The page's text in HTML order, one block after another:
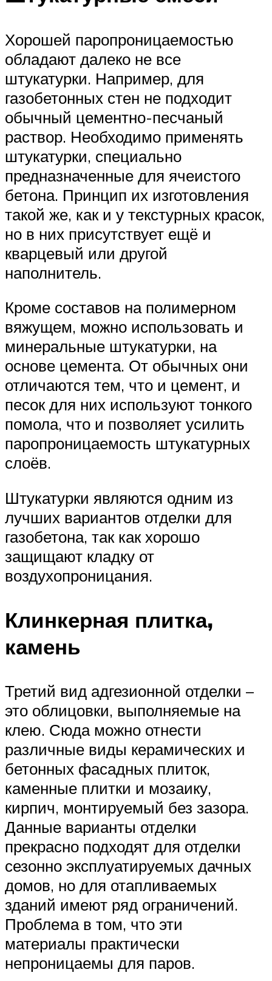
Хорошей паропроницаемостью
обладают далеко не все
штукатурки. Например, для
газобетонных стен не подходит
обычный цементно-песчаный
раствор. Необходимо применять
штукатурки, специально
предназначенные для ячеистого
бетона. Принцип их изготовления
такой же, как и у текстурных красок,
но в них присутствует ещё и
кварцевый или другой
наполнитель.
Кроме составов на полимерном
вяжущем, можно использовать и
минеральные штукатурки, на
основе цемента. От обычных они
отличаются тем, что и цемент, и
песок для них используют тонкого
помола, что и позволяет усилить
паропроницаемость штукатурных
слоёв.
Штукатурки являются одним из
лучших вариантов отделки для
газобетона, так как хорошо
защищают кладку от
воздухопроницания.
Клинкерная плитка,
камень
Третий вид адгезионной отделки –
это облицовки, выполняемые на
клею. Сюда можно отнести
различные виды керамических и
бетонных фасадных плиток,
каменные плитки и мозаику,
кирпич, монтируемый без зазора.
Данные варианты отделки
прекрасно подходят для отделки
сезонно эксплуатируемых дачных
домов, но для отапливаемых
зданий имеют ряд ограничений.
Проблема в том, что эти
материалы практически
непроницаемы для паров.